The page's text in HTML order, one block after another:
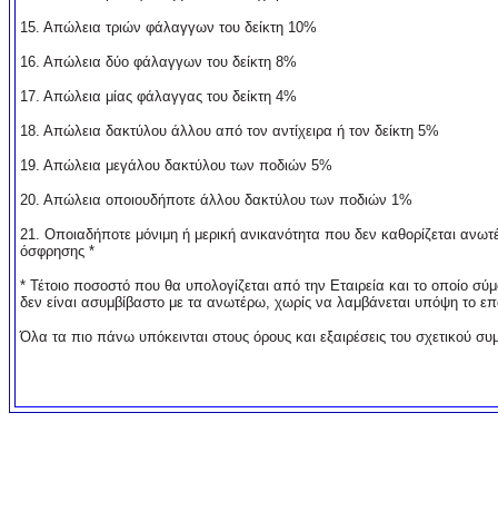
15. Απώλεια τριών φάλαγγων του δείκτη 10%
16. Απώλεια δύο φάλαγγων του δείκτη 8%
17. Απώλεια μίας φάλαγγας του δείκτη 4%
18. Απώλεια δακτύλου άλλου από τον αντίχειρα ή τον δείκτη 5%
19. Απώλεια μεγάλου δακτύλου των ποδιών 5%
20. Απώλεια οποιουδήποτε άλλου δακτύλου των ποδιών 1%
21. Οποιαδήποτε μόνιμη ή μερική ανικανότητα που δεν καθορίζεται
όσφρησης *
* Τέτοιο ποσοστό που θα υπολογίζεται από την Εταιρεία και το οποίο
δεν είναι ασυμβίβαστο με τα ανωτέρω, χωρίς να λαμβάνεται υπόψη το
Όλα τα πιο πάνω υπόκεινται στους όρους και εξαιρέσεις του σχετικού